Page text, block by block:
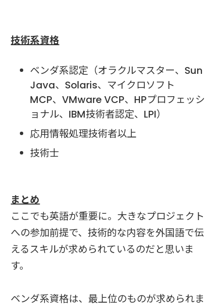
技術系資格
ベンダ系認定（オラクルマスター、Sun
Java、Solaris、マイクロソフト
MCP、VMware VCP、HPプロフェッシ
ョナル、IBM技術者認定、LPI）
応用情報処理技術者以上
技術士
まとめ
ここでも英語が重要に。大きなプロジェクト
への参加前提で、技術的な内容を外国語で伝
えるスキルが求められているのだと思いま
す。
ベンダ系資格は、最上位のものが求められま